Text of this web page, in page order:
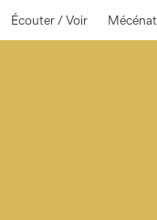
Écouter / Voir Mécénat